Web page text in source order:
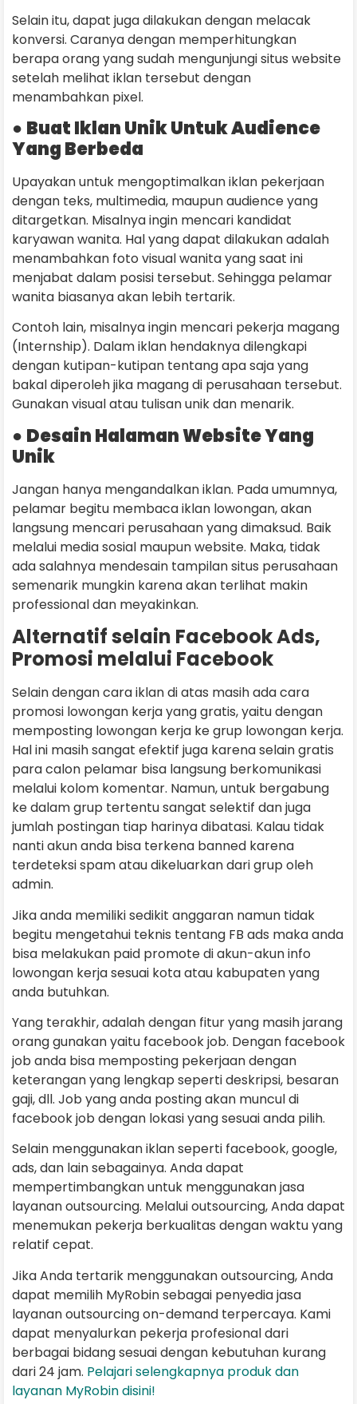
Selain itu, dapat juga dilakukan dengan melacak
konversi. Caranya dengan memperhitungkan
berapa orang yang sudah mengunjungi situs website
setelah melihat iklan tersebut dengan
menambahkan pixel.
● Buat Iklan Unik Untuk Audience
Yang Berbeda
Upayakan untuk mengoptimalkan iklan pekerjaan
dengan teks, multimedia, maupun audience yang
ditargetkan. Misalnya ingin mencari kandidat
karyawan wanita. Hal yang dapat dilakukan adalah
menambahkan foto visual wanita yang saat ini
menjabat dalam posisi tersebut. Sehingga pelamar
wanita biasanya akan lebih tertarik.
Contoh lain, misalnya ingin mencari pekerja magang
(Internship). Dalam iklan hendaknya dilengkapi
dengan kutipan-kutipan tentang apa saja yang
bakal diperoleh jika magang di perusahaan tersebut.
Gunakan visual atau tulisan unik dan menarik.
● Desain Halaman Website Yang
Unik
Jangan hanya mengandalkan iklan. Pada umumnya,
pelamar begitu membaca iklan lowongan, akan
langsung mencari perusahaan yang dimaksud. Baik
melalui media sosial maupun website. Maka, tidak
ada salahnya mendesain tampilan situs perusahaan
semenarik mungkin karena akan terlihat makin
professional dan meyakinkan.
Alternatif selain Facebook Ads,
Promosi melalui Facebook
Selain dengan cara iklan di atas masih ada cara
promosi lowongan kerja yang gratis, yaitu dengan
memposting lowongan kerja ke grup lowongan kerja.
Hal ini masih sangat efektif juga karena selain gratis
para calon pelamar bisa langsung berkomunikasi
melalui kolom komentar. Namun, untuk bergabung
ke dalam grup tertentu sangat selektif dan juga
jumlah postingan tiap harinya dibatasi. Kalau tidak
nanti akun anda bisa terkena banned karena
terdeteksi spam atau dikeluarkan dari grup oleh
admin.
Jika anda memiliki sedikit anggaran namun tidak
begitu mengetahui teknis tentang FB ads maka anda
bisa melakukan paid promote di akun-akun info
lowongan kerja sesuai kota atau kabupaten yang
anda butuhkan.
Yang terakhir, adalah dengan fitur yang masih jarang
orang gunakan yaitu facebook job. Dengan facebook
job anda bisa memposting pekerjaan dengan
keterangan yang lengkap seperti deskripsi, besaran
gaji, dll. Job yang anda posting akan muncul di
facebook job dengan lokasi yang sesuai anda pilih.
Selain menggunakan iklan seperti facebook, google,
ads, dan lain sebagainya. Anda dapat
mempertimbangkan untuk menggunakan jasa
layanan outsourcing. Melalui outsourcing, Anda dapat
menemukan pekerja berkualitas dengan waktu yang
relatif cepat.
Jika Anda tertarik menggunakan outsourcing, Anda
dapat memilih MyRobin sebagai penyedia jasa
layanan outsourcing on-demand terpercaya. Kami
dapat menyalurkan pekerja profesional dari
berbagai bidang sesuai dengan kebutuhan kurang
dari 24 jam. Pelajari selengkapnya produk dan
layanan MyRobin disini!